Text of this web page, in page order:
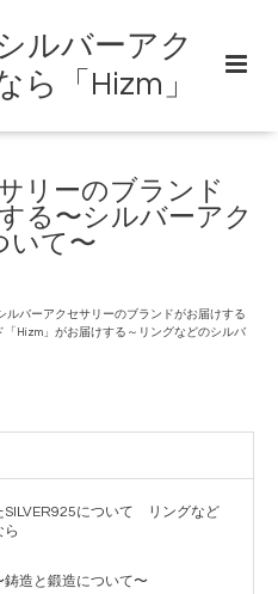
ルバーアク
ら「Hizm」
リーのブランド
る〜シルバーアク
いて〜
ルバーアクセサリーのブランドがお届けする
「Hizm」がお届けする～リングなどのシルバ
SILVER925について リングなど
ら
造と鍛造について〜